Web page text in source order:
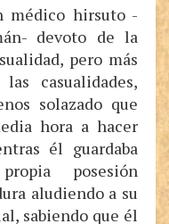
médico hirsuto -
devoto de la
pero más
casualidades,
solazado que
hora a hacer
él guardaba
posesión
aludiendo a su
sabiendo que él